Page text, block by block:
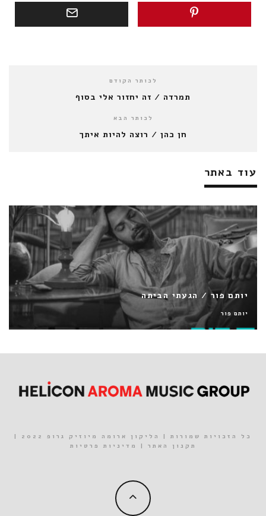
לכותר הקודם
תמרדה / זה יחזור אלי בסוף
לכותר הבא
חן כהן / רוצה להיות איתך
עוד באתר
עברי לידר / מפת הכאב
עברי לידר
כל הזכויות שמורות | הליקון ארומה מיוזיק גרופ 2022 |
תקנון האתר | מדיניות פרטיות